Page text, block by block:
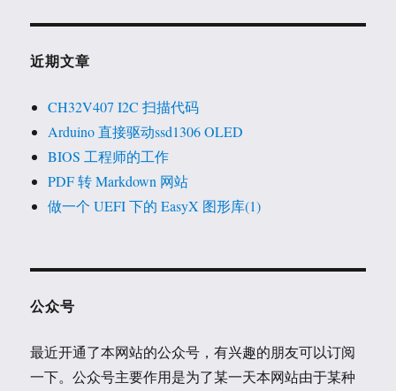
近期文章
CH32V407 I2C 扫描代码
Arduino 直接驱动ssd1306 OLED
BIOS 工程师的工作
PDF 转 Markdown 网站
做一个 UEFI 下的 EasyX 图形库(1)
公众号
最近开通了本网站的公众号，有兴趣的朋友可以订阅
一下。公众号主要作用是为了某一天本网站由于某种